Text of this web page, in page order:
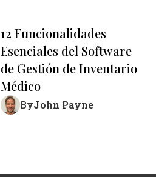
12 Funcionalidades
Esenciales del Software
de Gestión de Inventario
Médico
ByJohn Payne